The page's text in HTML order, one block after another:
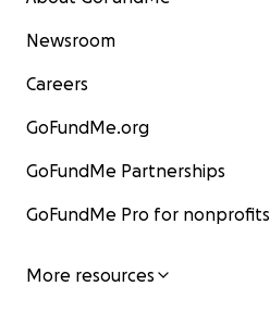
Newsroom
Careers
GoFundMe.org
GoFundMe Partnerships
GoFundMe Pro for nonprofits
More resources